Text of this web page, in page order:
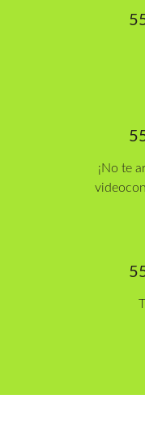
¡No te